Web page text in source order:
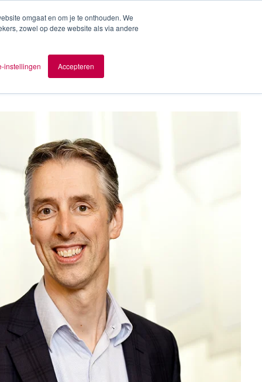
omgaat en om je te onthouden. We
zowel op deze website als via andere
instellingen Accepteren